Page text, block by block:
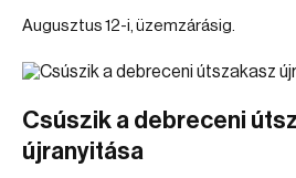
Augusztus 12-i, üzemzárásig.
Csúszik a debreceni
újranyitása